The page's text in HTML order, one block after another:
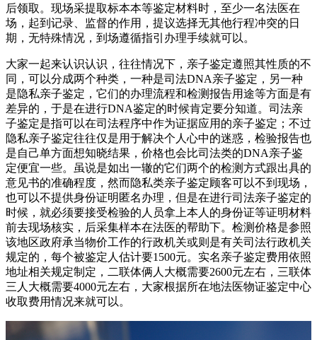
后领取。现场采提取标本本等鉴定材料时，至少一名法医在
场，起到记录、监督的作用，提议选择无其他行程冲突的日
期，无特殊情况，到场遵循指引办理手续就可以。
大家一起来认识认识，往往情况下，亲子鉴定遵照其性质的不
同，可以分成两个种类，一种是司法DNA亲子鉴定，另一种
是隐私亲子鉴定，它们的办理流程和检测报告用途等方面是有
差异的，于是在进行DNA鉴定的时候肯定要分知道。司法亲
子鉴定是指可以在司法程序中作为证据应用的亲子鉴定；不过
隐私亲子鉴定往往仅是用于解决个人心中的迷惑，检验报告也
是自己单方面想知晓结果，价格也会比司法类的DNA亲子鉴
定便宜一些。虽说是如出一辙的它们两个的检测方式跟出具的
意见书的准确程度，然而隐私类亲子鉴定顾客可以不到现场，
也可以不提供身份证明匿名办理，但是在进行司法亲子鉴定的
时候，就必须要接受检验的人员拿上本人的身份证等证明材料
前去现场核实，后采集样本在法医的帮助下。检测价格是参照
该地区政府承当物价工作的行政机关或则是有关司法行政机关
规定的，每个被鉴定人估计要1500元。实名亲子鉴定费用依照
地址相关规定制定，二联体俩人大概需要2600元左右，三联体
三人大概需要4000元左右，大家根据所在地法医物证鉴定中心
收取费用情况来就可以。